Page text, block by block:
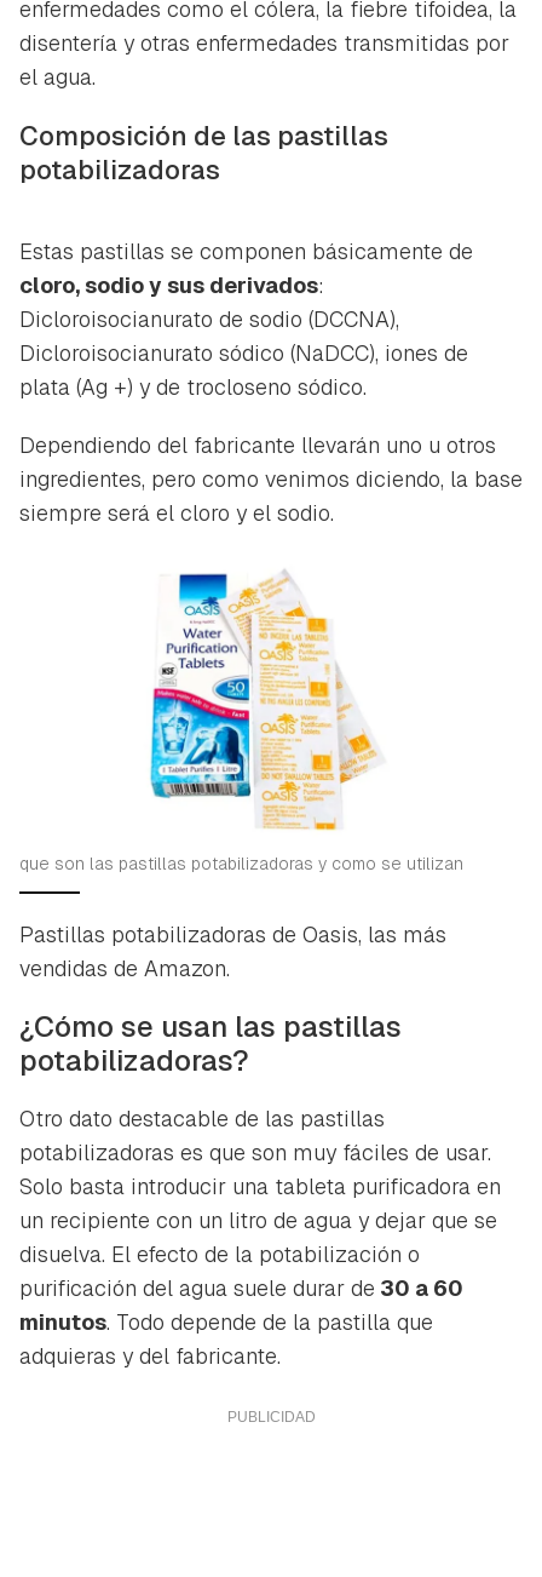
enfermedades como el cólera, la fiebre tifoidea, la
disentería y otras enfermedades transmitidas por
el agua.
Composición de las pastillas
potabilizadoras
Estas pastillas se componen básicamente de
cloro, sodio y sus derivados:
Dicloroisocianurato de sodio (DCCNA),
Dicloroisocianurato sódico (NaDCC), iones de
plata (Ag +) y de trocloseno sódico.
Dependiendo del fabricante llevarán uno u otros
ingredientes, pero como venimos diciendo, la base
siempre será el cloro y el sodio.
que son las pastillas potabilizadoras y como se utilizan
Pastillas potabilizadoras de Oasis, las más
vendidas de Amazon.
¿Cómo se usan las pastillas
potabilizadoras?
Otro dato destacable de las pastillas
potabilizadoras es que son muy fáciles de usar.
Solo basta introducir una tableta purificadora en
un recipiente con un litro de agua y dejar que se
disuelva. El efecto de la potabilización o
purificación del agua suele durar de 30 a 60
minutos. Todo depende de la pastilla que
adquieras y del fabricante.